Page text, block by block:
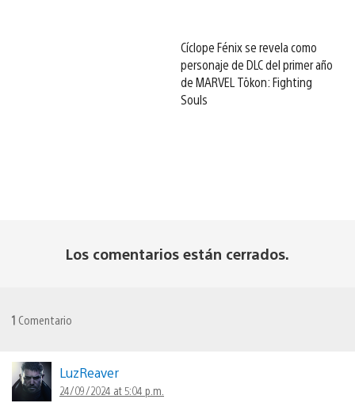
Cíclope Fénix se revela como
personaje de DLC del primer año
de MARVEL Tōkon: Fighting
Souls
Los comentarios están cerrados.
1 Comentario
LuzReaver
24/09/2024 at 5:04 p.m.